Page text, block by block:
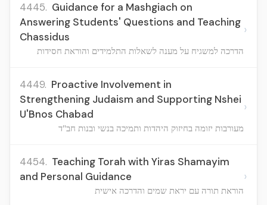
4445. Guidance for a Mashgiach on
Answering Students' Questions and Teaching
Chassidus
הדרכה למשגיח על מענה לשאלות התלמידים והוראת חסידות
›
4449. Proactive Involvement in
Strengthening Judaism and Supporting Nshei
U'Bnos Chabad
מעורבות יזומה בחיזוק היהדות ותמיכה בנשי ובנות חב"ד
›
4454. Teaching Torah with Yiras Shamayim
and Personal Guidance
הוראת תורה עם יראת שמים והדרכה אישית
›